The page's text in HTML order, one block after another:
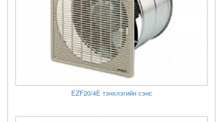
EZF20/4E тэнхлэгийн сэнс